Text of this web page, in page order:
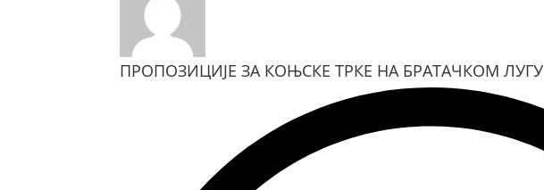
ПРОПОЗИЦИЈЕ ЗА КОЊСКЕ ТРКЕ НА БРАТАЧКОМ ЛУГУ